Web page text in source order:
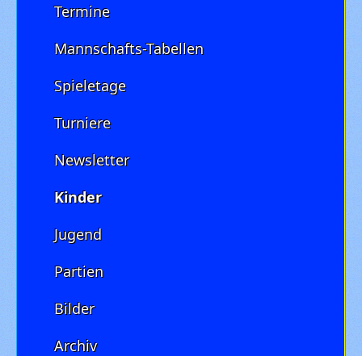
Termine
Mannschafts-Tabellen
Spieletage
Turniere
Newsletter
Kinder
Jugend
Partien
Bilder
Archiv